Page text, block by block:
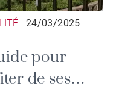
24/03/2025
pour
de ses